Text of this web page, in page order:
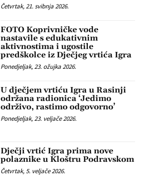
Četvrtak, 21. svibnja 2026.
FOTO Koprivničke vode
nastavile s edukativnim
aktivnostima i ugostile
predškolce iz Dječjeg vrtića Igra
Ponedjeljak, 23. ožujka 2026.
U dječjem vrtiću Igra u Rasinji
održana radionica ‘Jedimo
održivo, rastimo odgovorno’
Ponedjeljak, 23. veljače 2026.
Dječji vrtić Igra prima nove
polaznike u Kloštru Podravskom
Četvrtak, 5. veljače 2026.